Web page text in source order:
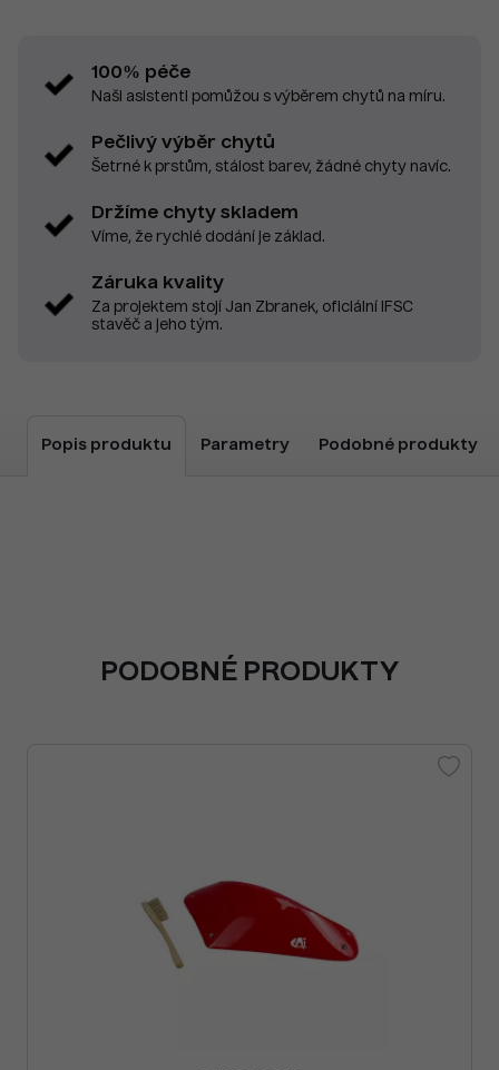
100% péče
Naši asistenti pomůžou s výběrem chytů na míru.
Pečlivý výběr chytů
Šetrné k prstům, stálost barev, žádné chyty navíc.
Držíme chyty skladem
Víme, že rychlé dodání je základ.
Záruka kvality
Za projektem stojí Jan Zbranek, oficiální IFSC
stavěč a jeho tým.
Popis produktu Parametry Podobné produkty
PODOBNÉ PRODUKTY